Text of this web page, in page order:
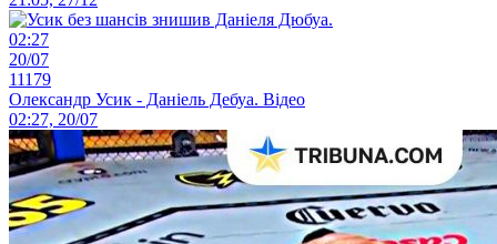
02:27
20/07
11179
Олександр Усик - Даніель Дебуа. Відео
02:27, 20/07